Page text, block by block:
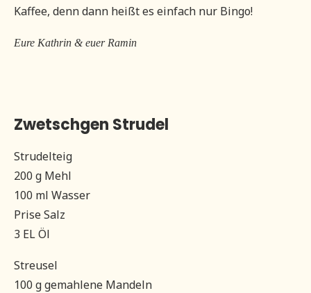
Kaffee, denn dann heißt es einfach nur Bingo!
Eure Kathrin & euer Ramin
Zwetschgen Strudel
Strudelteig
200 g Mehl
100 ml Wasser
Prise Salz
3 EL Öl
Streusel
100 g gemahlene Mandeln